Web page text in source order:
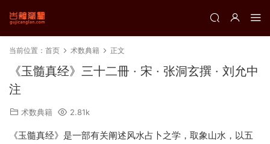
当前位置： 首页 术数典籍 正文
《玉髓真经》三十二冊 · 宋 · 张洞玄撰 · 刘允中
注
术数典籍 2.81k
《玉髓真经》是一部有关阐述风水占卜之学，取象山水，以五